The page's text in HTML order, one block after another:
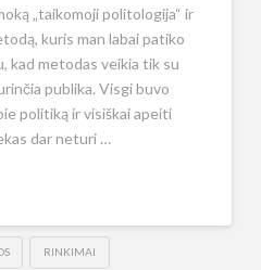
„taikomoji politologija“ ir
kuris man labai patiko
kad metodas veikia tik su
publika. Visgi buvo
politiką ir visiškai apeiti
dar neturi …
RINKIMAI